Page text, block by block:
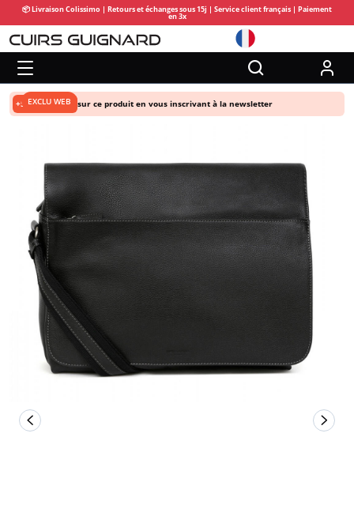
📦 Livraison Colissimo | Retours et échanges sous 15j | Service client français | Paiement
en 3x
+5% de remise sur ce produit en vous inscrivant à la newsletter
EXCLU WEB